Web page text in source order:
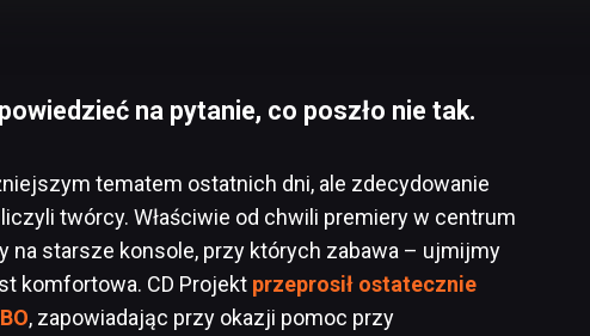
na pytanie, co poszło nie tak.
tematem ostatnich dni, ale zdecydowanie
twórcy. Właściwie od chwili premiery w centrum
na starsze konsole, przy których zabawa – ujmijmy
komfortowa. CD Projekt przeprosił ostatecznie
, zapowiadając przy okazji pomoc przy